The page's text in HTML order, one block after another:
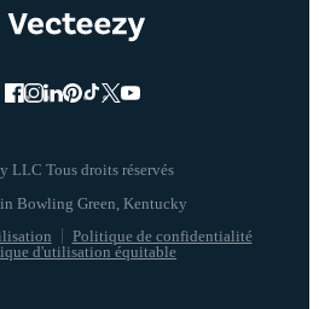
LLC Tous droits réservés
Politique de confidentialité
d'utilisation équitable